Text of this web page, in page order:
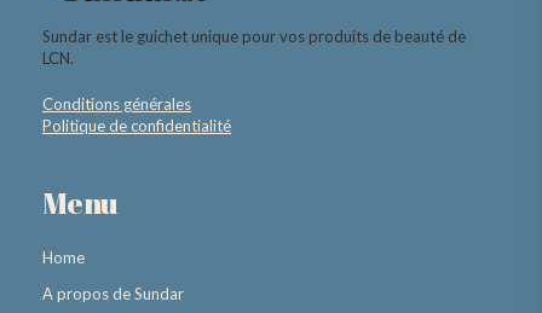
Sundar est le guichet unique pour vos produits de beauté de
LCN.
Conditions générales
Politique de confidentialité
Menu
Home
A propos de Sundar